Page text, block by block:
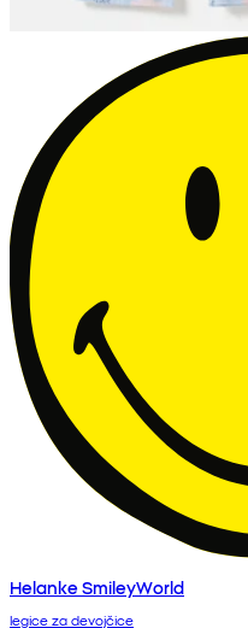
Helanke SmileyWorld
legice za devojčice